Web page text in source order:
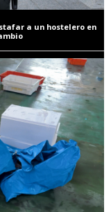
a un hostelero en